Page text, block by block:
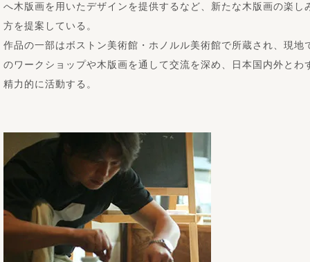
へ木版画を用いたデザインを提供するなど、新たな木版画の楽し
方を提案している。
作品の一部はボストン美術館・ホノルル美術館で所蔵され、現地
のワークショップや木版画を通して交流を深め、日本国内外とわ
精力的に活動する。